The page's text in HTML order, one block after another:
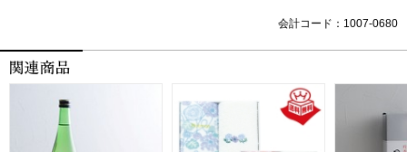
会計コード：1007-0680